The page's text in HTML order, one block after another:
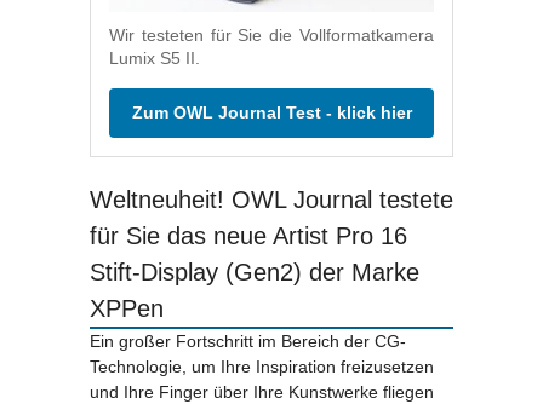
Wir testeten für Sie die Vollformatkamera
Lumix S5 II.
Zum OWL Journal Test - klick hier
Weltneuheit! OWL Journal testete
für Sie das neue Artist Pro 16
Stift-Display (Gen2) der Marke
XPPen
Ein großer Fortschritt im Bereich der CG-
Technologie, um Ihre Inspiration freizusetzen
und Ihre Finger über Ihre Kunstwerke fliegen